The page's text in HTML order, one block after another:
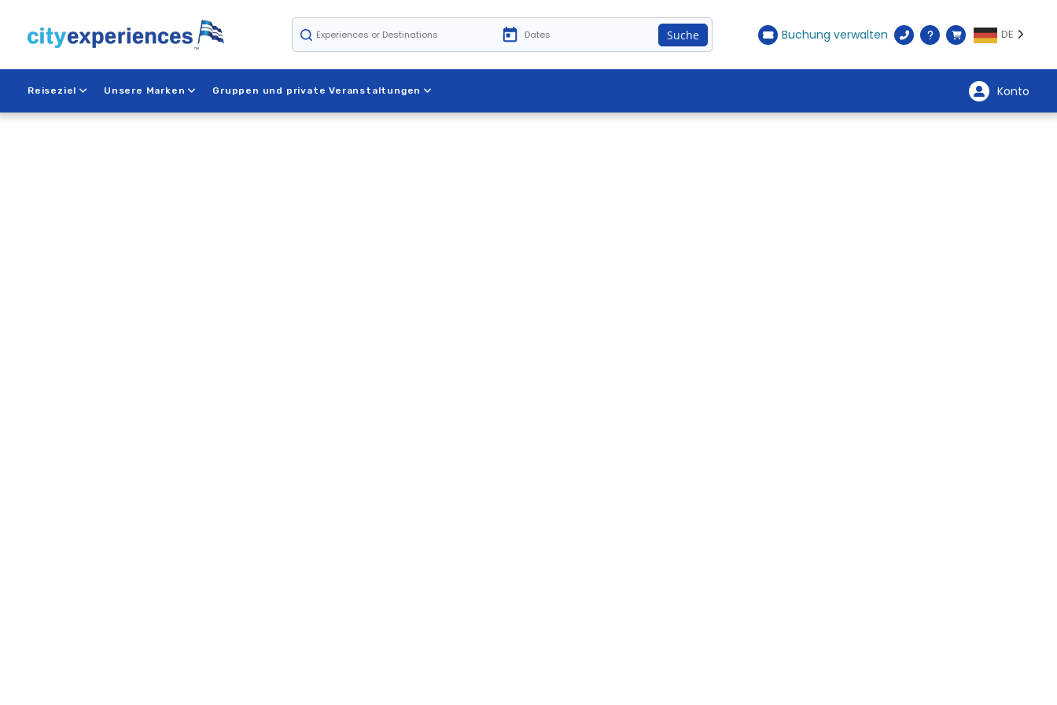
springen
Suche Buchung verwalten DE
Reiseziel Unsere Marken Gruppen und private Veranstaltungen Konto